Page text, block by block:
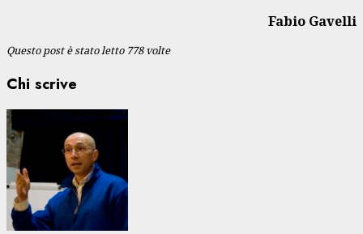
Fabio Gavelli
Questo post è stato letto 778 volte
Chi scrive